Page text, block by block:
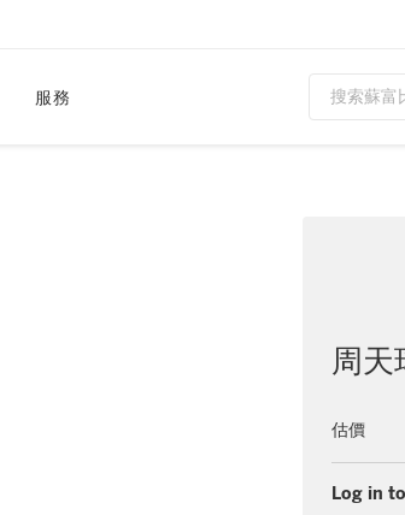
服務
周天
估價
Log in